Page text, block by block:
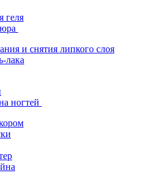
геля
и снятия липкого слоя
лака
ногтей